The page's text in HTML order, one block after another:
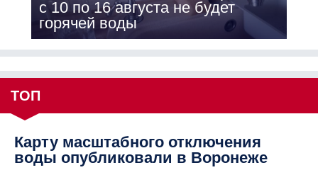
с 10 по 16 августа не будет
горячей воды
ТОП
Карту масштабного отключения
воды опубликовали в Воронеже